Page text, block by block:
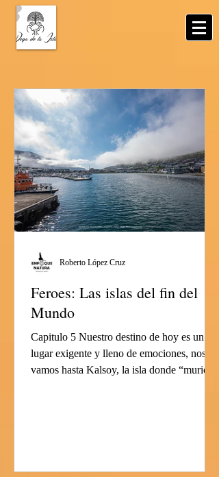
Feroes: Las islas del fin del
Mundo
Capitulo 5 Nuestro destino de hoy es un
lugar exigente y lleno de emociones, nos
vamos hasta Kalsoy, la isla donde “murió”
Roberto López Cruz